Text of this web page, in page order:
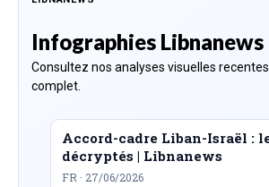
Infographies Libnanews
Consultez nos analyses visuelles
complet.
Accord-cadre Liban-Israël :
décryptés | Libnanews
FR · 27/06/2026